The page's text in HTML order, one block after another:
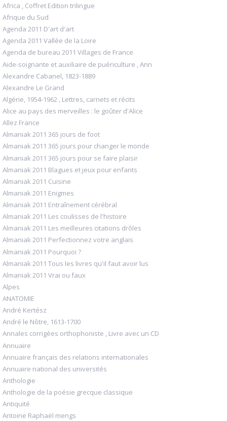
Africa , Coffret Edition trilingue
Afrique du Sud
Agenda 2011 D'art d'art
Agenda 2011 Vallée de la Loire
Agenda de bureau 2011 Villages de France
Aide-soignante et auxiliaire de puériculture , Ann
Alexandre Cabanel, 1823-1889
Alexandre Le Grand
Algérie, 1954-1962 , Lettres, carnets et récits
Alice au pays des merveilles : le goûter d'Alice
Allez France
Almaniak 2011 365 jours de foot
Almaniak 2011 365 jours pour changer le monde
Almaniak 2011 365 jours pour se faire plaisir
Almaniak 2011 Blagues et jeux pour enfants
Almaniak 2011 Cuisine
Almaniak 2011 Enigmes
Almaniak 2011 Entraînement cérébral
Almaniak 2011 Les coulisses de l'histoire
Almaniak 2011 Les meilleures citations drôles
Almaniak 2011 Perfectionnez votre anglais
Almaniak 2011 Pourquoi ?
Almaniak 2011 Tous les livres qu'il faut avoir lus
Almaniak 2011 Vrai ou faux
Alpes
ANATOMIE
André Kertész
André le Nôtre, 1613-1700
Annales corrigées orthophoniste , Livre avec un CD
Annuaire
Annuaire français des relations internationales
Annuaire national des universités
Anthologie
Anthologie de la poésie grecque classique
Antiquité
Antoine Raphaël mengs